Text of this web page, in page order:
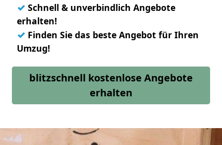
✓ Schnell & unverbindlich Angebote
erhalten!
✓ Finden Sie das beste Angebot für Ihren
Umzug!
blitzschnell kostenlose Angebote
erhalten